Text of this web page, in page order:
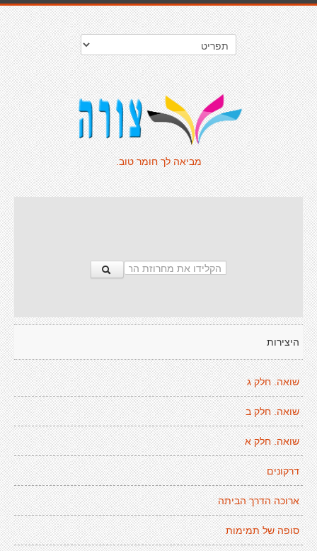
מביאה לך חומר טוב.
היצירות
שואה. חלק ג
שואה. חלק ב
שואה. חלק א
דרקונים
ארוכה הדרך הביתה
סופה של תמימות